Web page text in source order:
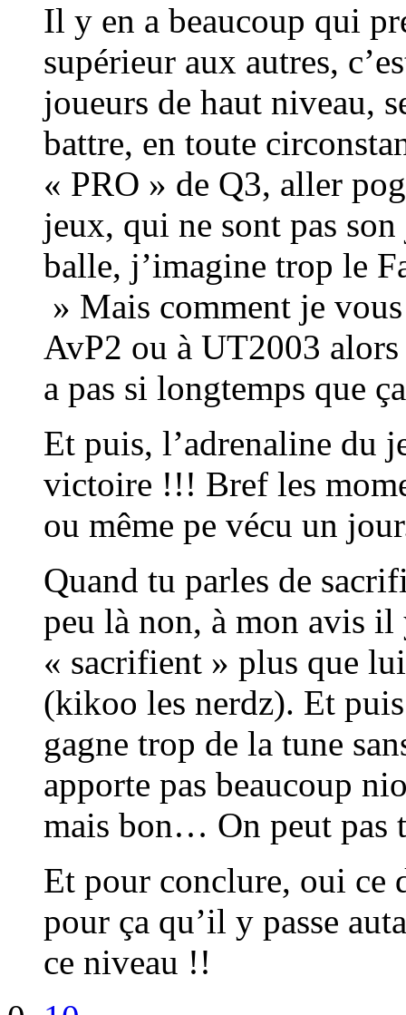
Il y en a beaucoup qui
supérieur aux autres,
joueurs de haut niveau,
battre, en toute
« PRO » de Q3, aller
jeux, qui ne sont pas
balle, j’imagine trop le
» Mais comment je
AvP2 ou à UT2003
a pas si longtemps que
Et puis, l’adrenaline du
victoire !!! Bref les
ou même pe vécu un
Quand tu parles de
peu là non, à mon avis il
« sacrifient » plus que
(kikoo les nerdz). Et
gagne trop de la tune
apporte pas beaucoup
mais bon… On peut pas
Et pour conclure, oui ce
pour ça qu’il y passe
ce niveau !!